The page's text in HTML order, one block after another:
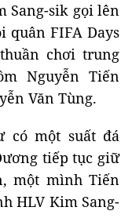
Sang-sik gọi lên
quân FIFA Days
chơi trung
Nguyễn Tiến
Văn Tùng.
có một suất đá
tiếp tục giữ
một mình Tiến
HLV Kim Sang-